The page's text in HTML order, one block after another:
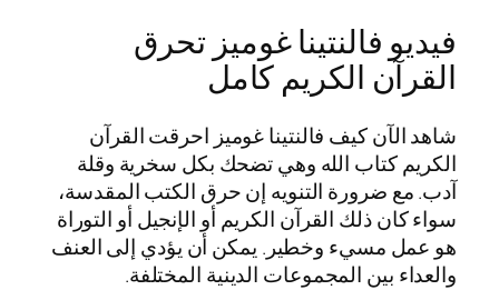
فيديو فالنتينا غوميز تحرق
القرآن الكريم كامل
شاهد الآن كيف فالنتينا غوميز احرقت القرآن
الكريم كتاب الله وهي تضحك بكل سخرية وقلة
آدب. مع ضرورة التنويه إن حرق الكتب المقدسة،
سواء كان ذلك القرآن الكريم أو الإنجيل أو التوراة
هو عمل مسيء وخطير. يمكن أن يؤدي إلى العنف
والعداء بين المجموعات الدينية المختلفة.